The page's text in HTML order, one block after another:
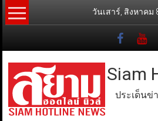
Skip
to
วันเสาร์, สิงหาคม
Siam
ประเด็นข่